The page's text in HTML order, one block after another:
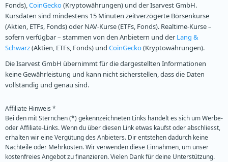
Fonds),CoinGecko(Kryptowährungen) und der Isarvest GmbH.
Kursdaten sind mindestens 15 Minuten zeitverzögerte Börsenkurse
(Aktien, ETFs, Fonds) oder NAV-Kurse (ETFs, Fonds). Realtime-Kurse –
sofern verfügbar – stammen von den Anbietern und der Lang &
Schwarz(Aktien, ETFs, Fonds) und CoinGecko(Kryptowährungen).
Die Isarvest GmbH übernimmt für die dargestellten Informationen
keine Gewährleistung und kann nicht sicherstellen, dass die Daten
vollständig und genau sind.
Affiliate Hinweis *
Bei den mit Sternchen (*) gekennzeichneten Links handelt es sich um Werbe-
oder Affiliate-Links. Wenn du über diesen Link etwas kaufst oder abschliesst,
erhalten wir eine Vergütung des Anbieters. Dir entstehen dadurch keine
Nachteile oder Mehrkosten. Wir verwenden diese Einnahmen, um unser
kostenfreies Angebot zu finanzieren. Vielen Dank für deine Unterstützung.